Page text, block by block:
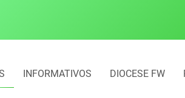
Cobrança do estacionamento
INFORMATIVOS DIOCESE FW